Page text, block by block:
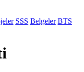
SSS Belgeler BTS